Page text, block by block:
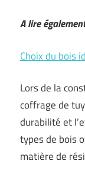
A lire
Choix du bois
Lors de la
coffrage de
durabilité et
types de bois
matière de